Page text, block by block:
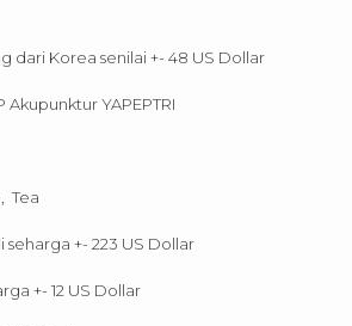
dari Korea senilai +- 48 US Dollar
YAPEPTRI
Tea
seharga +- 223 US Dollar
+- 12 US Dollar